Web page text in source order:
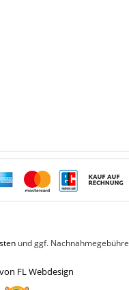
und ggf.
FL Webdesign